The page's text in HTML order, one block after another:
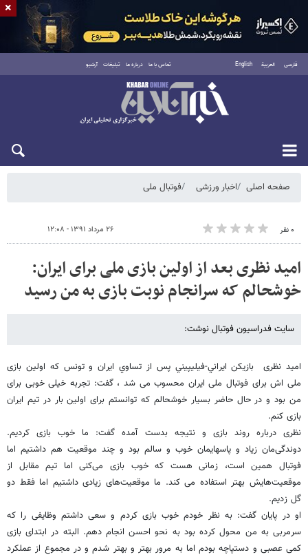
فارسی العربية English تماس با ما درباره ما تبلیغات آرشیو
شنبه ۱۷ مرداد ۱۴۰۵
صفحه اصلی اخبار ورزشی فوتبال ملی
۰ نفر ۲۶ مرداد ۱۳۹۱ - ۱۲:۰۸
امید نظری بعد از اولین بازی ملی برای ایران:
خوشحالم که سرانجام نوبت بازی به من رسید
سایت فدراسیون فوتبال نوشت:
امید نظری بازيكن ايراني-فيليپيني پس از تساوي ايران و تونس که اولین بازی
ملی اش برای فوتبال ملی ایران محسوب می شد ، گفت: تجربه خیلی خوبی برای
من بود و در حال حاضر بسیار خوشحالم که توانستم برای اولین بار در تیم ایران
بازی کنم.
نظری درباره روند بازی و نتیجه بدست آمده گفت: ما خوب بازی کردیم.
دوندگی‌مان زیاد و پاسهایمان خوب و سالم بود و چند موقعیت هم داشتیم اما
فوتبال همین است، زمانی هست که خوب بازی می‌کنی اما تیم مقابل از
موقعیت‌هایش بهتر استفاده می کند. ما موقعیت‌های زیادی داشتیم اما فقط دو
گل زدیم.
او در پایان گفت: به نظر خودم خوب بازی کردم و سعی داشتم وظایفی را که
سرمربی به من محول کرده بود به نحو احسن انجام دهم. البته در ابتدای بازی
کمی عصبی و دستپاچه بودم اما به مرور بهتر و بهتر شدم و در مجموع از عملکرد
×